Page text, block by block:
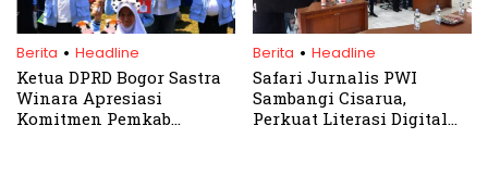
Berita . Headline
Ketua DPRD Bogor Sastra
Winara Apresiasi
Komitmen Pemkab
Berita . Headline
Safari Jurnalis PWI
Sambangi Cisarua,
Perkuat Literasi Digital